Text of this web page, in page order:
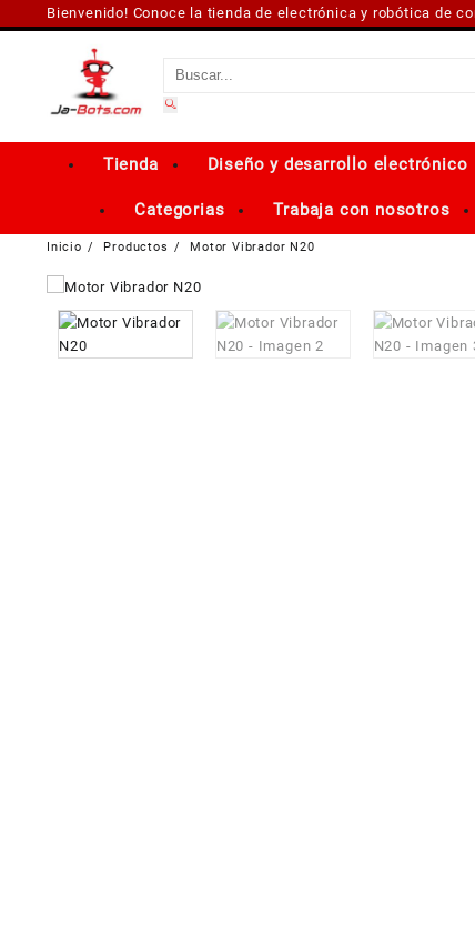
al
Bienvenido! Conoce la tienda de electrónica y robótica de
Tienda Diseño y desarrollo electrónico
Categorias Trabaja con nosotros
Inicio Productos Motor Vibrador N20